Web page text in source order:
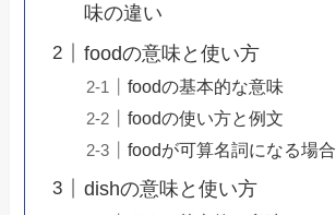
味の違い
foodの意味と使い方
foodの基本的な意味
foodの使い方と例文
foodが可算名詞になる場合
dishの意味と使い方